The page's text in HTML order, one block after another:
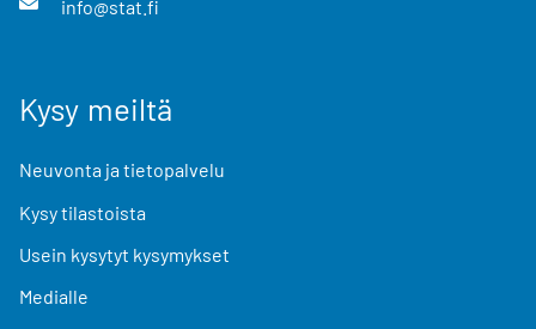
info@stat.fi
Kysy meiltä
Neuvonta ja tietopalvelu
Kysy tilastoista
Usein kysytyt kysymykset
Medialle